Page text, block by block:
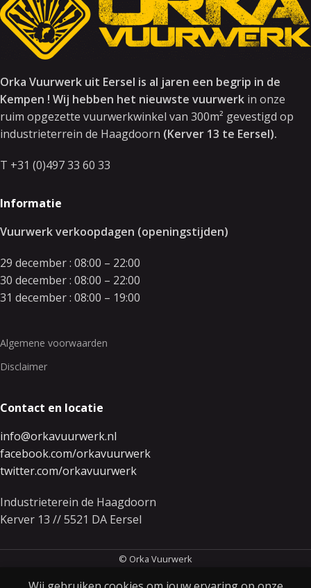
Orka Vuurwerk uit Eersel is al jaren een begrip in de
Kempen ! Wij hebben het nieuwste vuurwerk in onze
ruim opgezette vuurwerkwinkel van 300m² gevestigd op
industrieterrein de Haagdoorn (Kerver 13 te Eersel).
T +31 (0)497 33 60 33
Informatie
Vuurwerk verkoopdagen (openingstijden)
29 december : 08:00 – 22:00
30 december : 08:00 – 22:00
31 december : 08:00 – 19:00
Algemene voorwaarden
Disclaimer
Contact en locatie
info@orkavuurwerk.nl
facebook.com/orkavuurwerk
twitter.com/orkavuurwerk
Industrieterein de Haagdoorn
Kerver 13 // 5521 DA Eersel
© Orka Vuurwerk